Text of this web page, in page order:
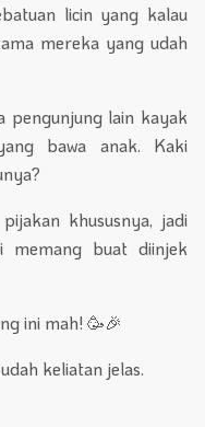
licin yang kalau
mereka yang udah
pengunjung lain kayak
bawa anak. Kaki
khususnya, jadi
memang buat diinjek
ini mah! 🥳🎉
keliatan jelas.